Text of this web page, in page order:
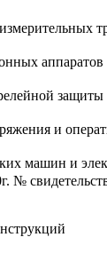
аппаратов
защиты
и
машин и
№